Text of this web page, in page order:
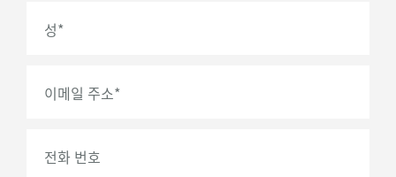
성*
이메일 주소*
전화 번호